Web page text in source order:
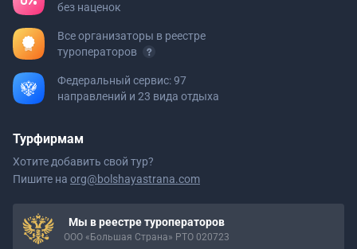
без наценок
Все организаторы в реестре
туроператоров
Федеральный сервис: 97
направлений и 23 вида отдыха
Турфирмам
Хотите добавить свой тур?
Пишите на org@bolshayastrana.com
Мы в реестре туроператоров
ООО «Большая Страна» РТО 020723